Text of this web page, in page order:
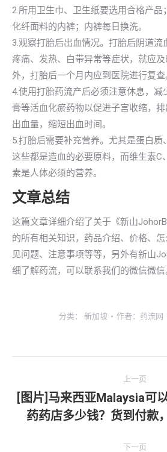
2.所用卫生巾、卫生纸要选用合格产品
化纤面料的内裤；内裤每日换洗。
3.观察打胎后出血情况。打胎后阴道流
疼痛、发热、白带异常等症状，就应
外，打胎后一个月内应到医院进行复查
4.使用打胎药流产后必须注意休息，减
膏等活血化瘀药物以促进子宫收缩，
出血量，缩短出血时间。
5.打胎后需要补充营养。尤其是蛋白质
这些都是造血的必要原料，而维生素C
素是人体必须的营养。
文章总结
这篇文章详细介绍了关于《新山
的所有相关知识，药品介绍、价格、
见问题、注意事项等等，另外有新山
细了解药流，可以联系我们的微信微信
分类： 新加坡 作者： 药流网
章
导
上一页
一
[图片]马来西亚Malaysia可
药药店多少钱？货到付款
下一页